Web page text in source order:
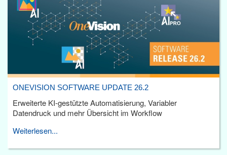
ONEVISION SOFTWARE UPDATE 26.2
Erweiterte KI-gestützte Automatisierung, Variabler
Datendruck und mehr Übersicht im Workflow
Weiterlesen...